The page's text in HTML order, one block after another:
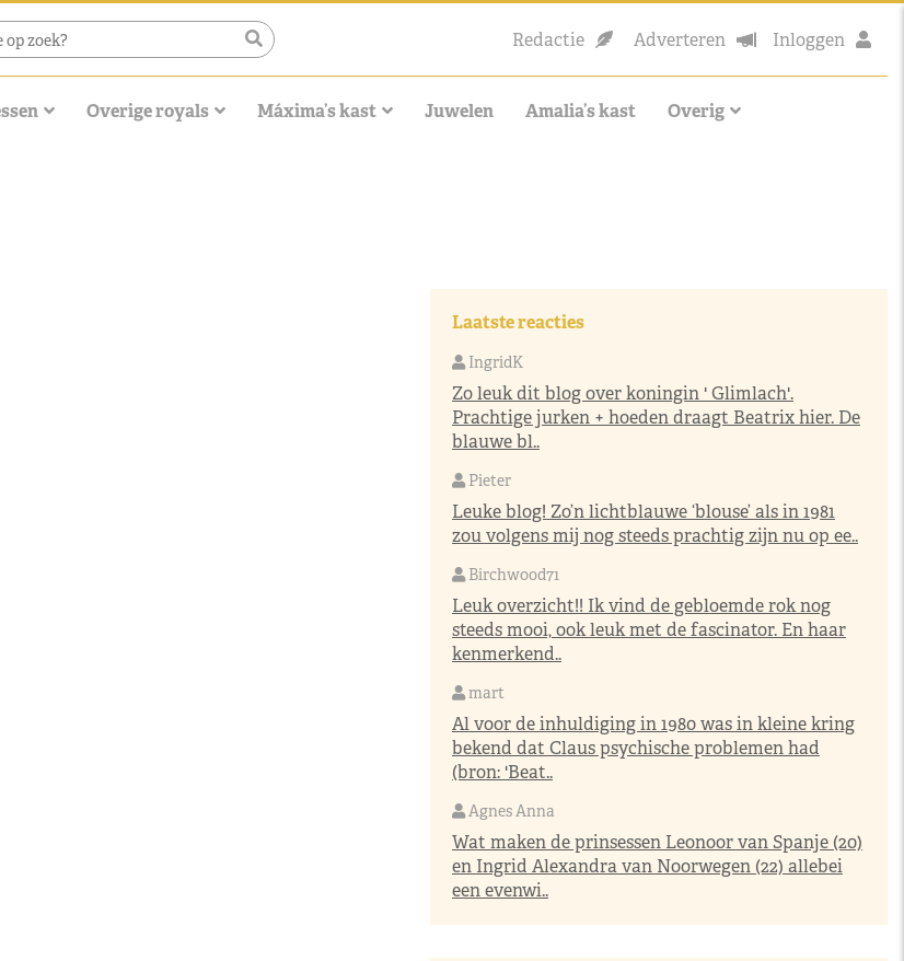
Redactie Adverteren Inloggen
Overige royals Máxima’s kast Juwelen Amalia’s kast Overig
Laatste reacties
IngridK
Zo leuk dit blog over koningin ' Glimlach'.
Prachtige jurken + hoeden draagt Beatrix hier. De
blauwe bl..
Pieter
Leuke blog! Zo’n lichtblauwe ‘blouse’ als in 1981
zou volgens mij nog steeds prachtig zijn nu op ee..
Birchwood71
Leuk overzicht!! Ik vind de gebloemde rok nog
steeds mooi, ook leuk met de fascinator. En haar
kenmerkend..
mart
Al voor de inhuldiging in 1980 was in kleine kring
bekend dat Claus psychische problemen had
(bron: 'Beat..
Agnes Anna
Wat maken de prinsessen Leonoor van Spanje (20)
en Ingrid Alexandra van Noorwegen (22) allebei
een evenwi..